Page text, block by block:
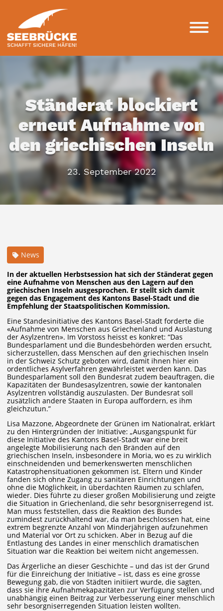
Ständerat blockiert
erneut Aufnahme von
den griechischen Inseln
23. September 2022
News
In der aktuellen Herbstsession hat sich der Ständerat gegen
eine Aufnahme von Menschen aus den Lagern auf den
griechischen Inseln ausgesprochen. Er stellt sich damit
gegen das Engagement des Kantons Basel-Stadt und die
Empfehlung der Staatspolitischen Kommission.
Eine Standesinitiative des Kantons Basel-Stadt forderte die
«Aufnahme von Menschen aus Griechenland und Auslastung
der Asylzentren». Im Vorstoss heisst es konkret: “Das
Bundesparlament und die Bundesbehörden werden ersucht,
sicherzustellen, dass Menschen auf den griechischen Inseln
in der Schweiz Schutz geboten wird, damit ihnen hier ein
ordentliches Asylverfahren gewährleistet werden kann. Das
Bundesparlament soll den Bundesrat zudem beauftragen, die
Kapazitäten der Bundesasylzentren, sowie der kantonalen
Asylzentren vollständig auszulasten. Der Bundesrat soll
zusätzlich andere Staaten in Europa auffordern, es ihm
gleichzutun.”
Lisa Mazzone, Abgeordnete der Grünen im Nationalrat, erklärt
zu den Hintergründen der Initiative: „Ausgangspunkt für
diese Initiative des Kantons Basel-Stadt war eine breit
angelegte Mobilisierung nach den Bränden auf den
griechischen Inseln, insbesondere in Moria, wo es zu wirklich
einschneidenden und bemerkenswerten menschlichen
Katastrophensituationen gekommen ist. Eltern und Kinder
fanden sich ohne Zugang zu sanitären Einrichtungen und
ohne die Möglichkeit, in überdachten Räumen zu schlafen,
wieder. Dies führte zu dieser großen Mobilisierung und zeigte
die Situation in Griechenland, die sehr besorgniserregend ist.
Man muss feststellen, dass die Reaktion des Bundes
zumindest zurückhaltend war, da man beschlossen hat, eine
extrem begrenzte Anzahl von Minderjährigen aufzunehmen
und Material vor Ort zu schicken. Aber in Bezug auf die
Entlastung des Landes in einer menschlich dramatischen
Situation war die Reaktion bei weitem nicht angemessen.
Das Ärgerliche an dieser Geschichte – und das ist der Grund
für die Einreichung der Initiative – ist, dass es eine grosse
Bewegung gab, die von Städten initiiert wurde, die sagten,
dass sie ihre Aufnahmekapazitäten zur Verfügung stellen und
unabhängig einen Beitrag zur Verbesserung einer menschlich
sehr besorgniserregenden Situation leisten wollten.